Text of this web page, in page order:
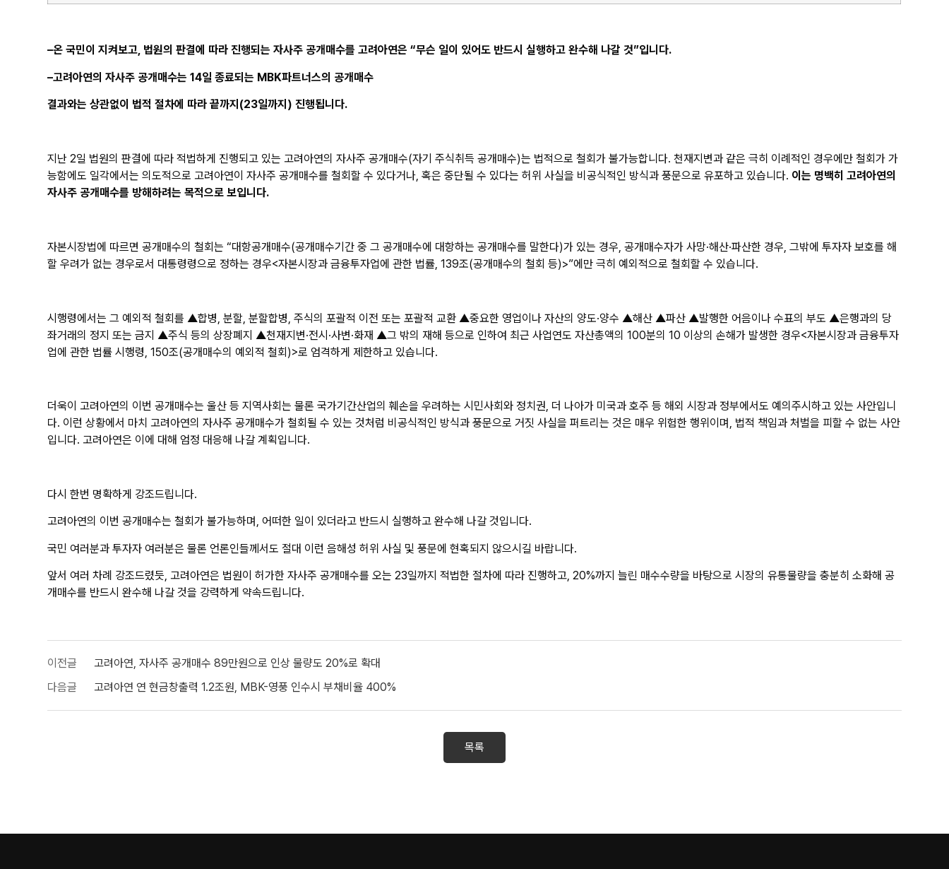
–온 국민이 지켜보고, 법원의 판결에 따라 진행되는 자사주 공개매수를 고려아연은 “무슨 일이 있어도 반드시 실행하고 완수해 나갈 것”입니다.
–고려아연의 자사주 공개매수는 14일 종료되는 MBK파트너스의 공개매수
결과와는 상관없이 법적 절차에 따라 끝까지(23일까지) 진행됩니다.
지난 2일 법원의 판결에 따라 적법하게 진행되고 있는 고려아연의 자사주 공개매수(자기 주식취득 공개매수)는 법적으로 철회가 불가능합니다. 천재지변과 같은 극히 이례적인 경우에만 철회가 가
능함에도 일각에서는 의도적으로 고려아연이 자사주 공개매수를 철회할 수 있다거나, 혹은 중단될 수 있다는 허위 사실을 비공식적인 방식과 풍문으로 유포하고 있습니다. 이는 명백히 고려아연의
자사주 공개매수를 방해하려는 목적으로 보입니다.
자본시장법에 따르면 공개매수의 철회는 “대항공개매수(공개매수기간 중 그 공개매수에 대항하는 공개매수를 말한다)가 있는 경우, 공개매수자가 사망·해산·파산한 경우, 그밖에 투자자 보호를 해
할 우려가 없는 경우로서 대통령령으로 정하는 경우<자본시장과 금융투자업에 관한 법률, 139조(공개매수의 철회 등)>”에만 극히 예외적으로 철회할 수 있습니다.
시행령에서는 그 예외적 철회를 ▲합병, 분할, 분할합병, 주식의 포괄적 이전 또는 포괄적 교환 ▲중요한 영업이나 자산의 양도·양수 ▲해산 ▲파산 ▲발행한 어음이나 수표의 부도 ▲은행과의 당
좌거래의 정지 또는 금지 ▲주식 등의 상장폐지 ▲천재지변·전시·사변·화재 ▲그 밖의 재해 등으로 인하여 최근 사업연도 자산총액의 100분의 10 이상의 손해가 발생한 경우<자본시장과 금융투자
업에 관한 법률 시행령, 150조(공개매수의 예외적 철회)>로 엄격하게 제한하고 있습니다.
더욱이 고려아연의 이번 공개매수는 울산 등 지역사회는 물론 국가기간산업의 훼손을 우려하는 시민사회와 정치권, 더 나아가 미국과 호주 등 해외 시장과 정부에서도 예의주시하고 있는 사안입니
다. 이런 상황에서 마치 고려아연의 자사주 공개매수가 철회될 수 있는 것처럼 비공식적인 방식과 풍문으로 거짓 사실을 퍼트리는 것은 매우 위험한 행위이며, 법적 책임과 처벌을 피할 수 없는 사안
입니다. 고려아연은 이에 대해 엄정 대응해 나갈 계획입니다.
다시 한번 명확하게 강조드립니다.
고려아연의 이번 공개매수는 철회가 불가능하며, 어떠한 일이 있더라고 반드시 실행하고 완수해 나갈 것입니다.
국민 여러분과 투자자 여러분은 물론 언론인들께서도 절대 이런 음해성 허위 사실 및 풍문에 현혹되지 않으시길 바랍니다.
앞서 여러 차례 강조드렸듯, 고려아연은 법원이 허가한 자사주 공개매수를 오는 23일까지 적법한 절차에 따라 진행하고, 20%까지 늘린 매수수량을 바탕으로 시장의 유통물량을 충분히 소화해 공
개매수를 반드시 완수해 나갈 것을 강력하게 약속드립니다.
이전글
고려아연, 자사주 공개매수 89만원으로 인상 물량도 20%로 확대
다음글
고려아연 연 현금창출력 1.2조원, MBK-영풍 인수시 부채비율 400%
목록